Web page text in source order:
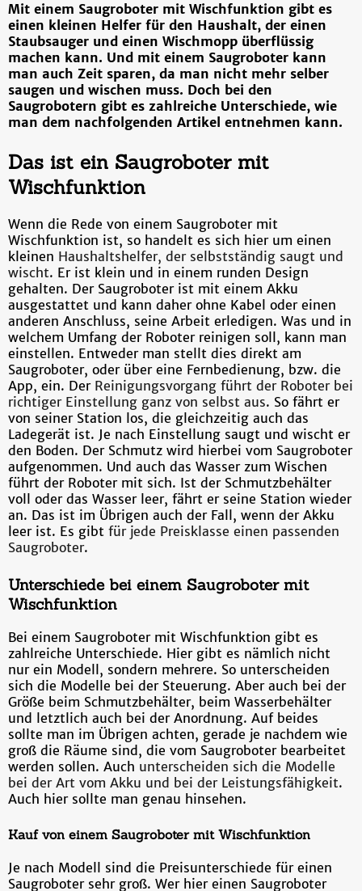
Mit einem Saugroboter mit Wischfunktion gibt es
einen kleinen Helfer für den Haushalt, der einen
Staubsauger und einen Wischmopp überflüssig
machen kann. Und mit einem Saugroboter kann
man auch Zeit sparen, da man nicht mehr selber
saugen und wischen muss. Doch bei den
Saugrobotern gibt es zahlreiche Unterschiede, wie
man dem nachfolgenden Artikel entnehmen kann.
Das ist ein Saugroboter mit
Wischfunktion
Wenn die Rede von einem Saugroboter mit
Wischfunktion ist, so handelt es sich hier um einen
kleinen Haushaltshelfer, der selbstständig saugt und
wischt. Er ist klein und in einem runden Design
gehalten. Der Saugroboter ist mit einem Akku
ausgestattet und kann daher ohne Kabel oder einen
anderen Anschluss, seine Arbeit erledigen. Was und in
welchem Umfang der Roboter reinigen soll, kann man
einstellen. Entweder man stellt dies direkt am
Saugroboter, oder über eine Fernbedienung, bzw. die
App, ein. Der Reinigungsvorgang führt der Roboter bei
richtiger Einstellung ganz von selbst aus. So fährt er
von seiner Station los, die gleichzeitig auch das
Ladegerät ist. Je nach Einstellung saugt und wischt er
den Boden. Der Schmutz wird hierbei vom Saugroboter
aufgenommen. Und auch das Wasser zum Wischen
führt der Roboter mit sich. Ist der Schmutzbehälter
voll oder das Wasser leer, fährt er seine Station wieder
an. Das ist im Übrigen auch der Fall, wenn der Akku
leer ist. Es gibt für jede Preisklasse einen passenden
Saugroboter.
Unterschiede bei einem Saugroboter mit
Wischfunktion
Bei einem Saugroboter mit Wischfunktion gibt es
zahlreiche Unterschiede. Hier gibt es nämlich nicht
nur ein Modell, sondern mehrere. So unterscheiden
sich die Modelle bei der Steuerung. Aber auch bei der
Größe beim Schmutzbehälter, beim Wasserbehälter
und letztlich auch bei der Anordnung. Auf beides
sollte man im Übrigen achten, gerade je nachdem wie
groß die Räume sind, die vom Saugroboter bearbeitet
werden sollen. Auch unterscheiden sich die Modelle
bei der Art vom Akku und bei der Leistungsfähigkeit.
Auch hier sollte man genau hinsehen.
Kauf von einem Saugroboter mit Wischfunktion
Je nach Modell sind die Preisunterschiede für einen
Saugroboter sehr groß. Wer hier einen Saugroboter